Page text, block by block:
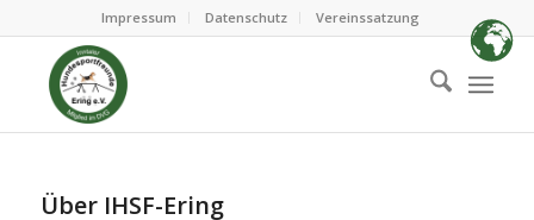
Impressum Datenschutz Vereinssatzung
Über IHSF-Ering